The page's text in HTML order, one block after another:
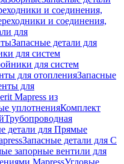
и соединения,
и соединения,
для
Запасные детали для
для систем
для систем
для отопленияЗапасные
для
Mapress из
уплотненияКомплект
Трубопроводная
детали для Прямые
Запасные детали для С
запорные вентили для
MapressУгловые